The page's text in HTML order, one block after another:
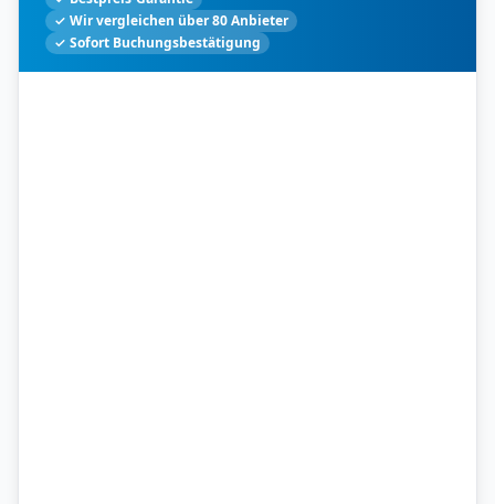
✓ Wir vergleichen über 80 Anbieter
✓ Sofort Buchungsbestätigung